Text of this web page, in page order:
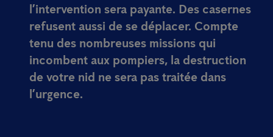
l’intervention sera payante. Des casernes
refusent aussi de se déplacer. Compte
tenu des nombreuses missions qui
incombent aux pompiers, la destruction
de votre nid ne sera pas traitée dans
l’urgence.